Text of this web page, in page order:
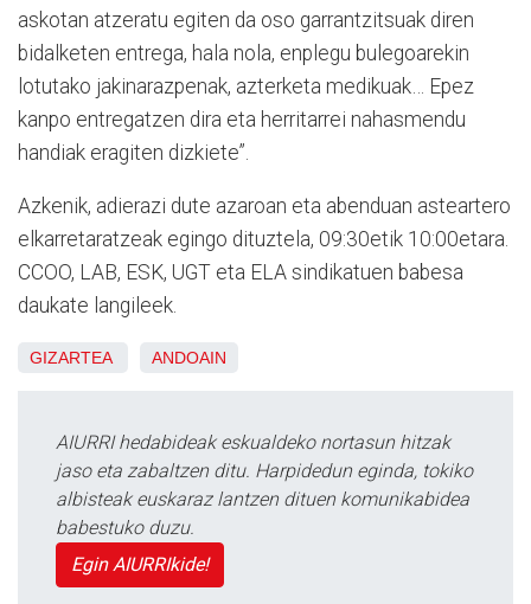
askotan atzeratu egiten da oso garrantzitsuak diren
bidalketen entrega, hala nola, enplegu bulegoarekin
lotutako jakinarazpenak, azterketa medikuak… Epez
kanpo entregatzen dira eta herritarrei nahasmendu
handiak eragiten dizkiete”.
Azkenik, adierazi dute azaroan eta abenduan asteartero
elkarretaratzeak egingo dituztela, 09:30etik 10:00etara.
CCOO, LAB, ESK, UGT eta ELA sindikatuen babesa
daukate langileek.
GIZARTEA ANDOAIN
AIURRI hedabideak eskualdeko nortasun hitzak
jaso eta zabaltzen ditu. Harpidedun eginda, tokiko
albisteak euskaraz lantzen dituen komunikabidea
babestuko duzu.
Egin AIURRIkide!